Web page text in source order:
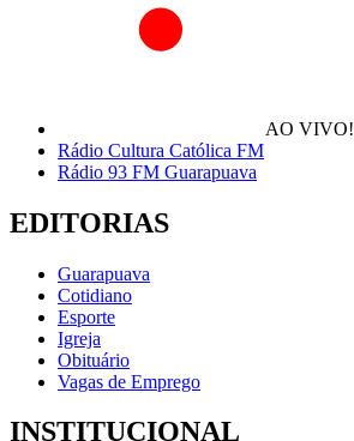
AO VIVO!
Rádio Cultura Católica FM
Rádio 93 FM Guarapuava
EDITORIAS
Guarapuava
Cotidiano
Esporte
Igreja
Obituário
Vagas de Emprego
INSTITUCIONAL